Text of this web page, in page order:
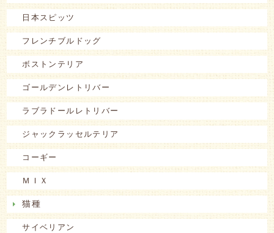
日本スピッツ
フレンチブルドッグ
ボストンテリア
ゴールデンレトリバー
ラブラドールレトリバー
ジャックラッセルテリア
コーギー
ＭＩＸ
猫種
サイベリアン